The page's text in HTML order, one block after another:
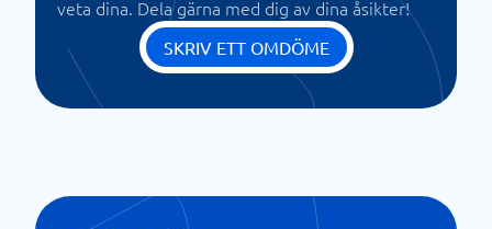
veta dina. Dela gärna med dig av dina åsikter!
SKRIV ETT OMDÖME